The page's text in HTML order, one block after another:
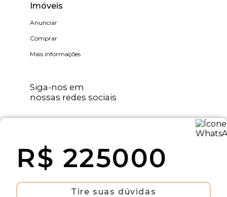
R$ 225000
Tire suas dúvidas
Imóveis
Anunciar
Comprar
Mais informações
Siga-nos em
nossas redes sociais
direitos reservados